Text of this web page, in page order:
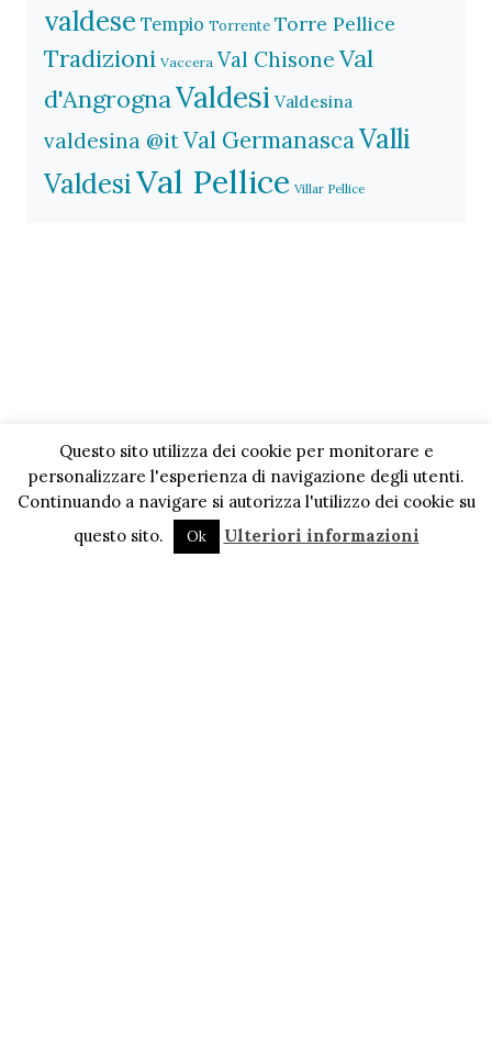
valdese Tempio Torrente Torre Pellice
Tradizioni Vaccera Val Chisone Val
d'AngrognaValdesi Valdesina
valdesina @itVal GermanascaValli
ValdesiVal Pellice Villar Pellice
Questo sito utilizza dei cookie per monitorare e
personalizzare l'esperienza di navigazione degli utenti.
Continuando a navigare si autorizza l'utilizzo dei cookie su
questo sito.
Ok Ulteriori informazioni